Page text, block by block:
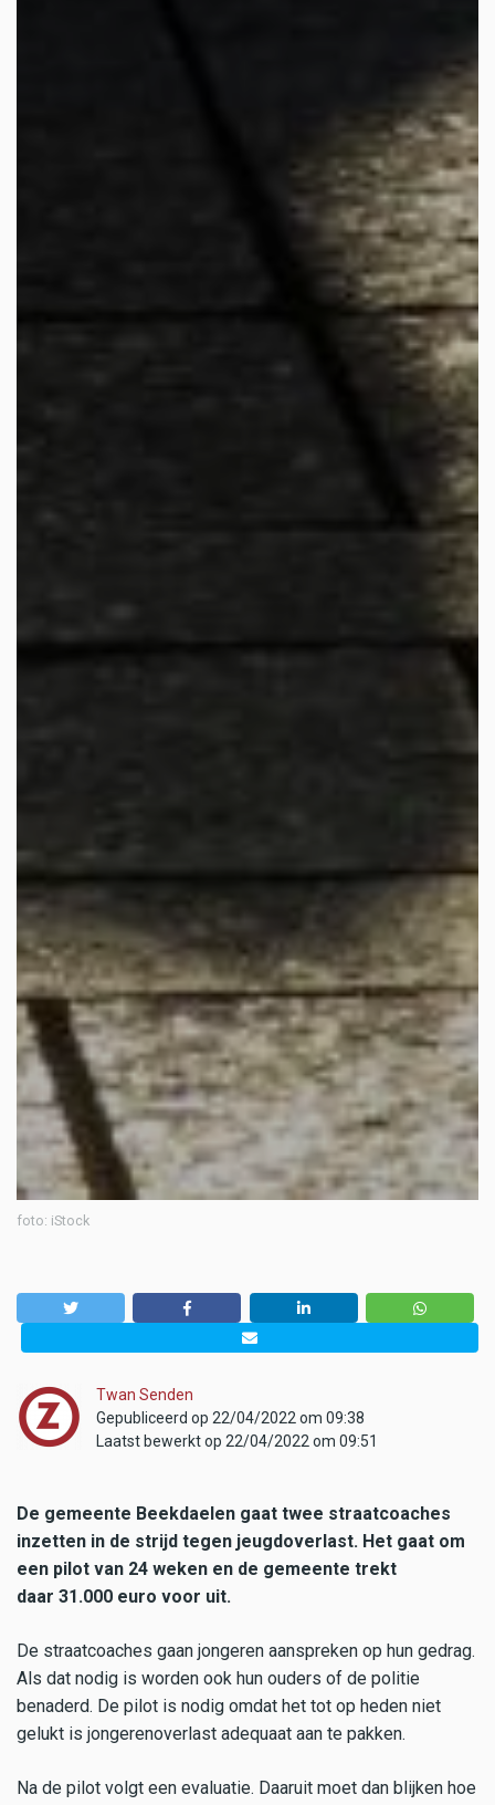
foto: iStock
Twan Senden
Gepubliceerd op 22/04/2022 om 09:38
Laatst bewerkt op 22/04/2022 om 09:51
De gemeente Beekdaelen gaat twee straatcoaches
inzetten in de strijd tegen jeugdoverlast. Het gaat om
een pilot van 24 weken en de gemeente trekt
daar 31.000 euro voor uit.
De straatcoaches gaan jongeren aanspreken op hun gedrag.
Als dat nodig is worden ook hun ouders of de politie
benaderd. De pilot is nodig omdat het tot op heden niet
gelukt is jongerenoverlast adequaat aan te pakken.
Na de pilot volgt een evaluatie. Daaruit moet dan blijken hoe